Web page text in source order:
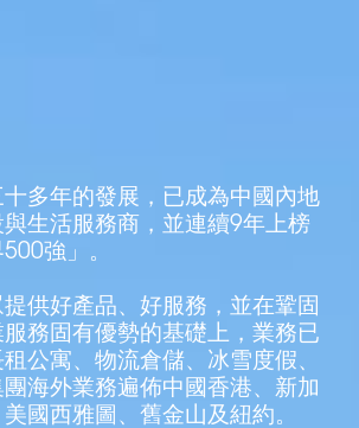
多年的發展，已成為中國內地
生活服務商，並連續9年上榜
強」。
供好產品、好服務，並在鞏固
務固有優勢的基礎上，業務已
公寓、物流倉儲、冰雪度假、
海外業務遍佈中國香港、新加
國西雅圖、舊金山及紐約。